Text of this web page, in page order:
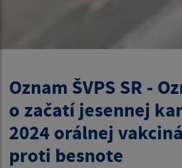
Oznam ŠVPS SR -
o začatí jesennej
2024 orálnej
proti besnote